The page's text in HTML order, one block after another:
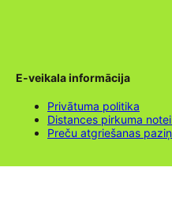
E-veikala informācija
Privātuma politika
Distances pirkuma
Preču atgriešanas